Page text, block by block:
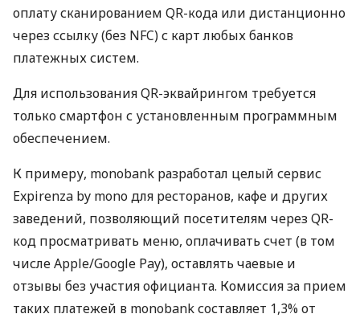
оплату сканированием QR-кода или дистанционно
через ссылку (без NFC) с карт любых банков
платежных систем.
Для использования QR-эквайрингом требуется
только смартфон с установленным программным
обеспечением.
К примеру, monobank разработал целый сервис
Expirenza by mono для ресторанов, кафе и других
заведений, позволяющий посетителям через QR-
код просматривать меню, оплачивать счет (в том
числе Apple/Google Pay), оставлять чаевые и
отзывы без участия официанта. Комиссия за прием
таких платежей в monobank составляет 1,3% от